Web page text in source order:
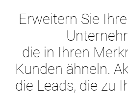
Erweitern Sie
die in Ihren
Kunden ähneln.
die Leads, die zu